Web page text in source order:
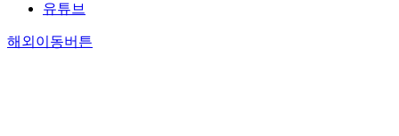
유튜브
해외이동버튼